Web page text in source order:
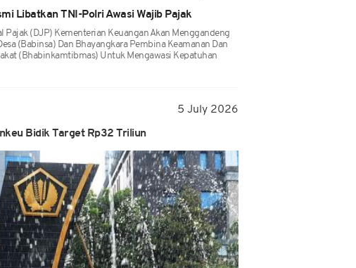
Libatkan TNI-Polri Awasi Wajib Pajak
Pajak (DJP) Kementerian Keuangan Akan Menggandeng
(Babinsa) Dan Bhayangkara Pembina Keamanan Dan
(Bhabinkamtibmas) Untuk Mengawasi Kepatuhan
5 July 2026
Bidik Target Rp32 Triliun